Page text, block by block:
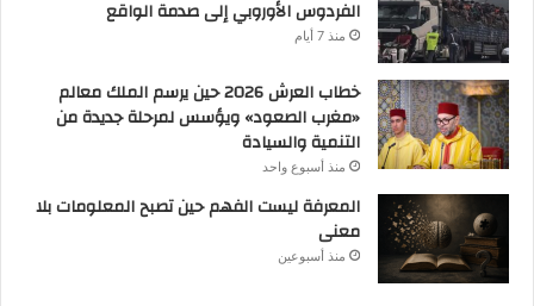
الفردوس الأوروبي إلى صدمة الواقع
منذ 7 أيام
خطاب العرش 2026 حين يرسم الملك معالم
«مغرب الصعود» ويؤسس لمرحلة جديدة من
التنمية والسيادة
منذ أسبوع واحد
المعرفة ليست الفهم حين تصبح المعلومات بلا
معنى
منذ أسبوعين